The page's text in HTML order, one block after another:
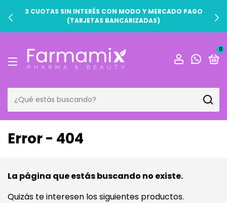
3 CUOTAS SIN INTERÉS CON MODO Y MERCADO PAGO
(TARJETAS BANCARIZADAS)
0
Error - 404
La página que estás buscando no existe.
Quizás te interesen los siguientes productos.